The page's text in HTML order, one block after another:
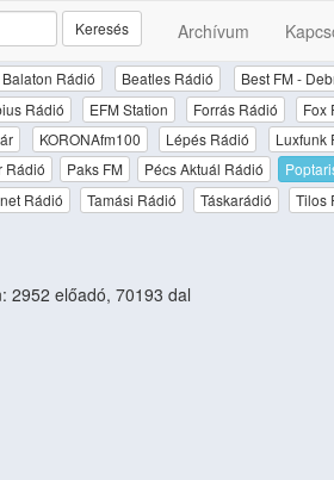
Archívum
Keresés
Balaton Rádió Beatles Rádió
Best FM -
Rádió EFM Station Forrás Rádió
Fox
KORONAfm100 Lépés Rádió
Luxfunk
Rádió Paks FM Pécs Aktuál Rádió
Rádió Tamási Rádió Táskarádió
Tilos
2952 előadó, 70193 dal